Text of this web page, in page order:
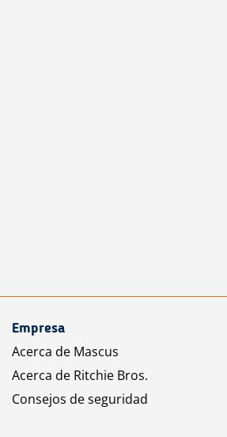
Empresa
Acerca de Mascus
Acerca de Ritchie Bros.
Consejos de seguridad